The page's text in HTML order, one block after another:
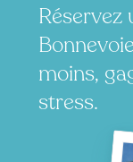
moins,
stress.